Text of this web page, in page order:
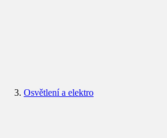
Osvětlení a elektro